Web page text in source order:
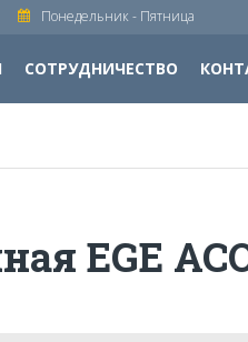
СОТРУДНИЧЕСТВО
Понедельник - Пятница
EGE